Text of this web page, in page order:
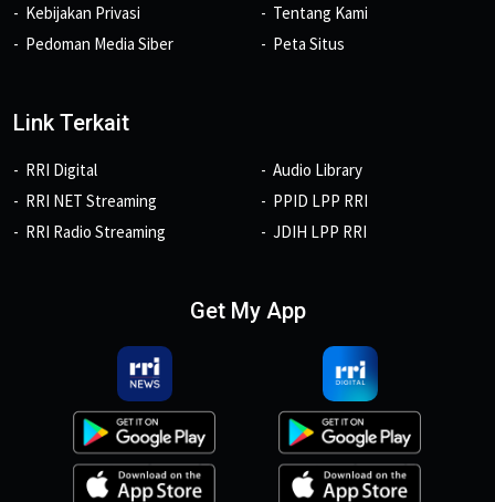
Kebijakan Privasi
Pedoman Media Siber
Tentang Kami
Peta Situs
Link Terkait
RRI Digital
RRI NET Streaming
RRI Radio Streaming
Audio Library
PPID LPP RRI
JDIH LPP RRI
Get My App